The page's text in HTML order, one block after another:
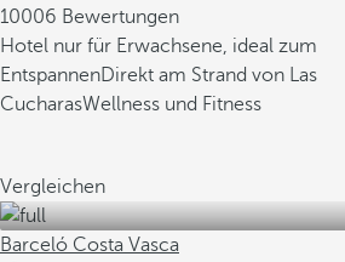
10006 Bewertungen
Hotel nur für Erwachsene, ideal zum
EntspannenDirekt am Strand von Las
CucharasWellness und Fitness
Vergleichen
Barceló Costa Vasca